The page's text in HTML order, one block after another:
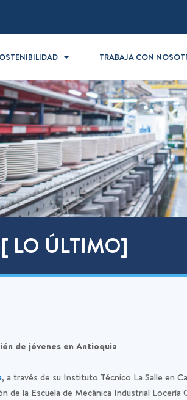
TRABAJA CON
[ LO ÚLTIMO]
de jóvenes en Antioquia
, a través de su Instituto Técnico La Salle en
la Escuela de Mecánica Industrial